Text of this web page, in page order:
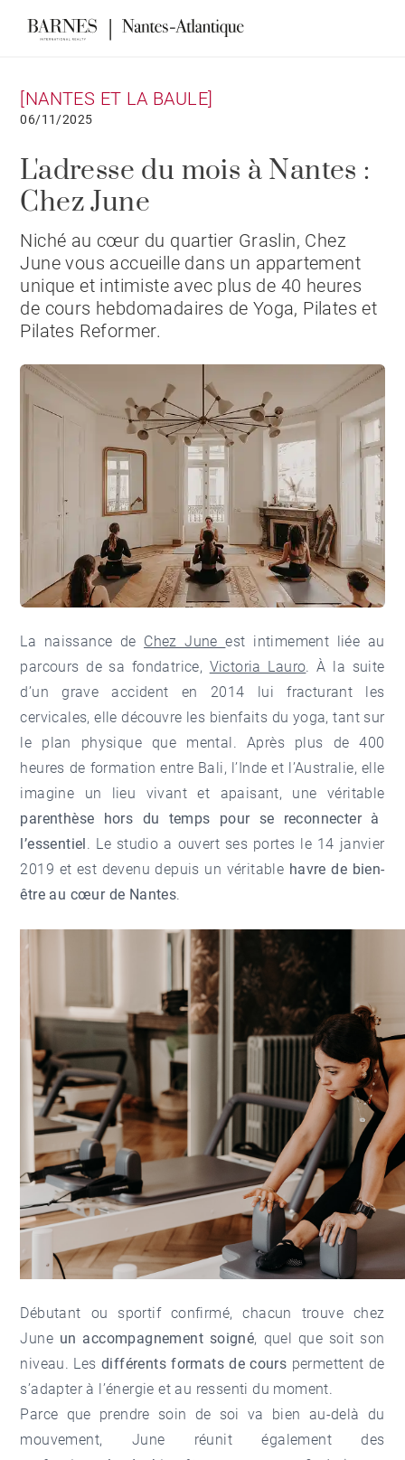
[NANTES ET LA BAULE]
06/11/2025
L'adresse du mois à Nantes :
Chez June
Niché au cœur du quartier Graslin, Chez
June vous accueille dans un appartement
unique et intimiste avec plus de 40 heures
de cours hebdomadaires de Yoga, Pilates et
Pilates Reformer.
La naissance de Chez June est intimement liée au
parcours de sa fondatrice, Victoria Lauro. À la suite
d’un grave accident en 2014 lui fracturant les
cervicales, elle découvre les bienfaits du yoga, tant sur
le plan physique que mental. Après plus de 400
heures de formation entre Bali, l’Inde et l’Australie, elle
imagine un lieu vivant et apaisant, une véritable
parenthèse hors du temps pour se reconnecter à
l’essentiel. Le studio a ouvert ses portes le 14 janvier
2019 et est devenu depuis un véritable havre de bien-
être au cœur de Nantes.
Débutant ou sportif confirmé, chacun trouve chez
June un accompagnement soigné, quel que soit son
niveau. Les différents formats de cours permettent de
s’adapter à l’énergie et au ressenti du moment.
Parce que prendre soin de soi va bien au-delà du
mouvement, June réunit également des